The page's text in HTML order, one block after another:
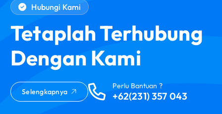
Hubungi Kami
Tetaplah Terhubung
Dengan Kami
Selengkapnya
Perlu Bantuan ?
+62(231) 357 043